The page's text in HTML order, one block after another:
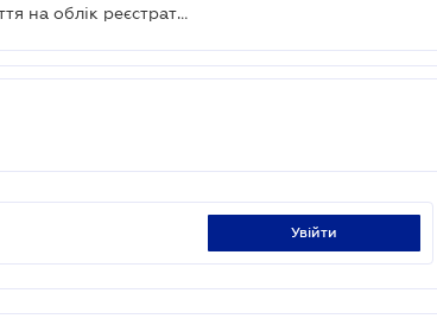
Чиновники працюють над спрощенням взяття на облік реєстраторів розрахункових операцій
увійти